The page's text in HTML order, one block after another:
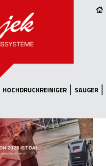
HOCHDRUCKREINIGER SAUGER